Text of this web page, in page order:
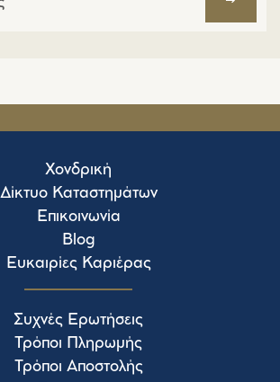
Χονδρική
Δίκτυο Καταστημάτων
Επικοινωνία
Blog
Ευκαιρίες Καριέρας
Συχνές Ερωτήσεις
Τρόποι Πληρωμής
Τρόποι Αποστολής